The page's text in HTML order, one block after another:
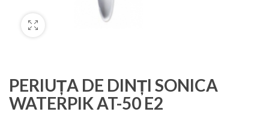
PERIUȚA DE DINȚI SONICA
WATERPIK AT-50 E2